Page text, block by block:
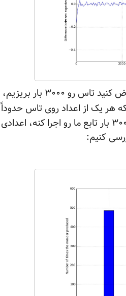
برای این که مفهوم‌تر بشه، قضیه رو یک جور دیگه امتحان می‌کنیم. فرض کنید تاس رو ۳۰۰۰ بار بریزیم،
هر یک از اعداد روی تاس حدوداً
۵۰۰ بار ریخته بشن. بنابراین می‌تونیم چند خط کد دیگه بنویسم که ۳۰۰۰ بار تابع ما رو اجرا کنه، اعدادی
کنیم: